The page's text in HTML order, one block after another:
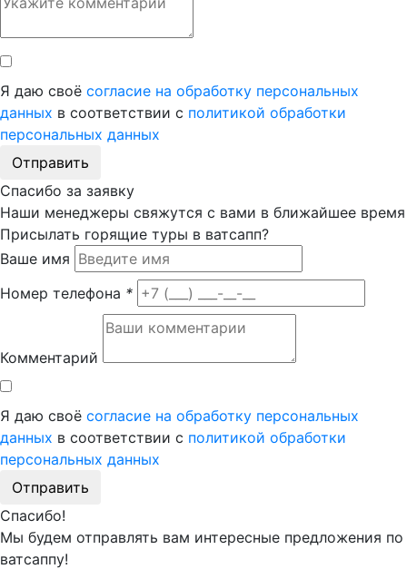
Я даю своё согласие на обработку персональных
данных в соответствии с политикой обработки
персональных данных
Отправить
Спасибо за заявку
Наши менеджеры свяжутся с вами в ближайшее время
Присылать горящие туры в ватсапп?
Ваше имя
Номер телефона *
Комментарий
Я даю своё согласие на обработку персональных
данных в соответствии с политикой обработки
персональных данных
Отправить
Спасибо!
Мы будем отправлять вам интересные предложения по
ватсаппу!